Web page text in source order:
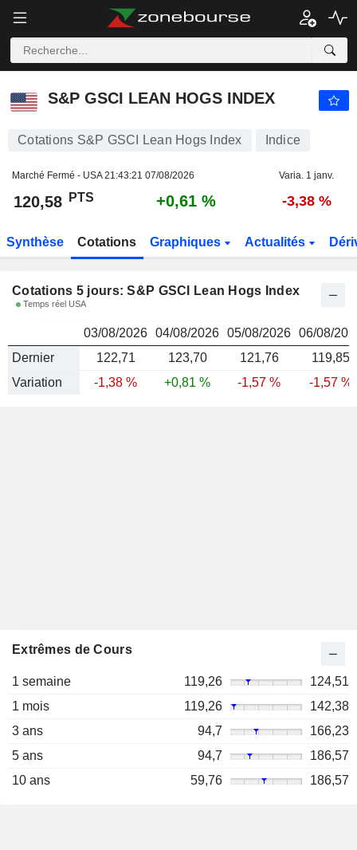
S&P GSCI LEAN HOGS INDEX PTS
S&P GSCI LEAN HOGS INDEX
Cotations S&P GSCI Lean Hogs Index Indice
Marché Fermé - USA21:43:21 07/08/2026 Varia. 1 janv.
120,58 PTS +0,61 % -3,38 %
Synthèse Cotations Graphiques Actualités
Cotations 5 jours: S&P GSCI Lean Hogs Index
Temps réel USA
03/08/2026 04/08/2026 05/08/2026 06/08/
Dernier
122,71 123,70 121,76
119,85
Variation
-1,38 % +0,81 % -1,57 % -1,57 %
Extrêmes de Cours
1 semaine 119,26
124,51
1 mois
119,26
142,38
3 ans
94,7
166,23
5 ans
94,7
186,57
10 ans
59,76 186,57